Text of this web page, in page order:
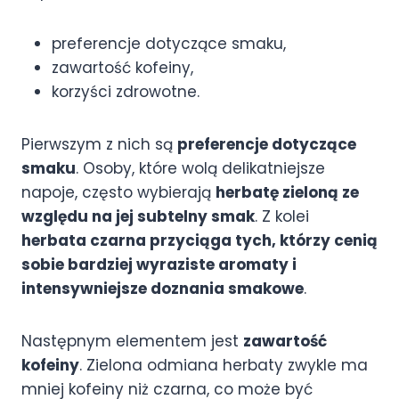
preferencje dotyczące smaku,
zawartość kofeiny,
korzyści zdrowotne.
Pierwszym z nich są preferencje dotyczące
smaku. Osoby, które wolą delikatniejsze
napoje, często wybierają herbatę zieloną ze
względu na jej subtelny smak. Z kolei
herbata czarna przyciąga tych, którzy cenią
sobie bardziej wyraziste aromaty i
intensywniejsze doznania smakowe.
Następnym elementem jest zawartość
kofeiny. Zielona odmiana herbaty zwykle ma
mniej kofeiny niż czarna, co może być